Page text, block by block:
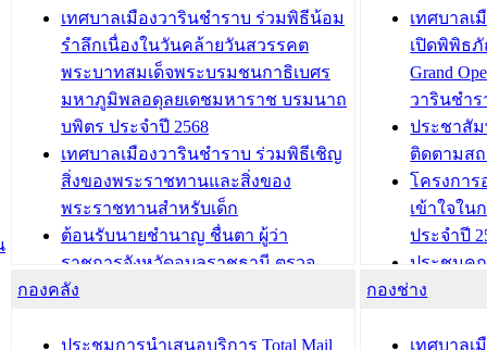
เทศบาลเมืองวารินชำราบ ร่วมพิธีน้อม
รำลึกเนื่องในวันคล้ายวันสวรรคต
พระบาทสมเด็จพระบรมชนกาธิเบศร
มหาภูมิพลอดุลยเดชมหาราช บรมนาถ
บพิตร ประจำปี 2568
เทศบาลเมืองวารินชำราบ ร่วมพิธีเชิญ
สิ่งของพระราชทานและสิ่งของ
พระราชทานสำหรับเด็ก
ต้อนรับนายชำนาญ ชื่นตา ผู้ว่า
ราชการจังหวัดอุบลราชธานี ตรวจ
ความเรียบร้อยของสถานที่ในการเตรี
องคมนตรี
เทศบาลเ
เปิดพิพิธภั
Grand
วารินชำร
ประชาสัม
ติดตามส
โครงกา
เข้าใจใน
ประจำปี
ประชุมค
ความเสี่ย
ประชุมที
กองคลัง
ประชุมการนำเสนอบริการ Total Mail
กองช่าง
เทศบาลเ